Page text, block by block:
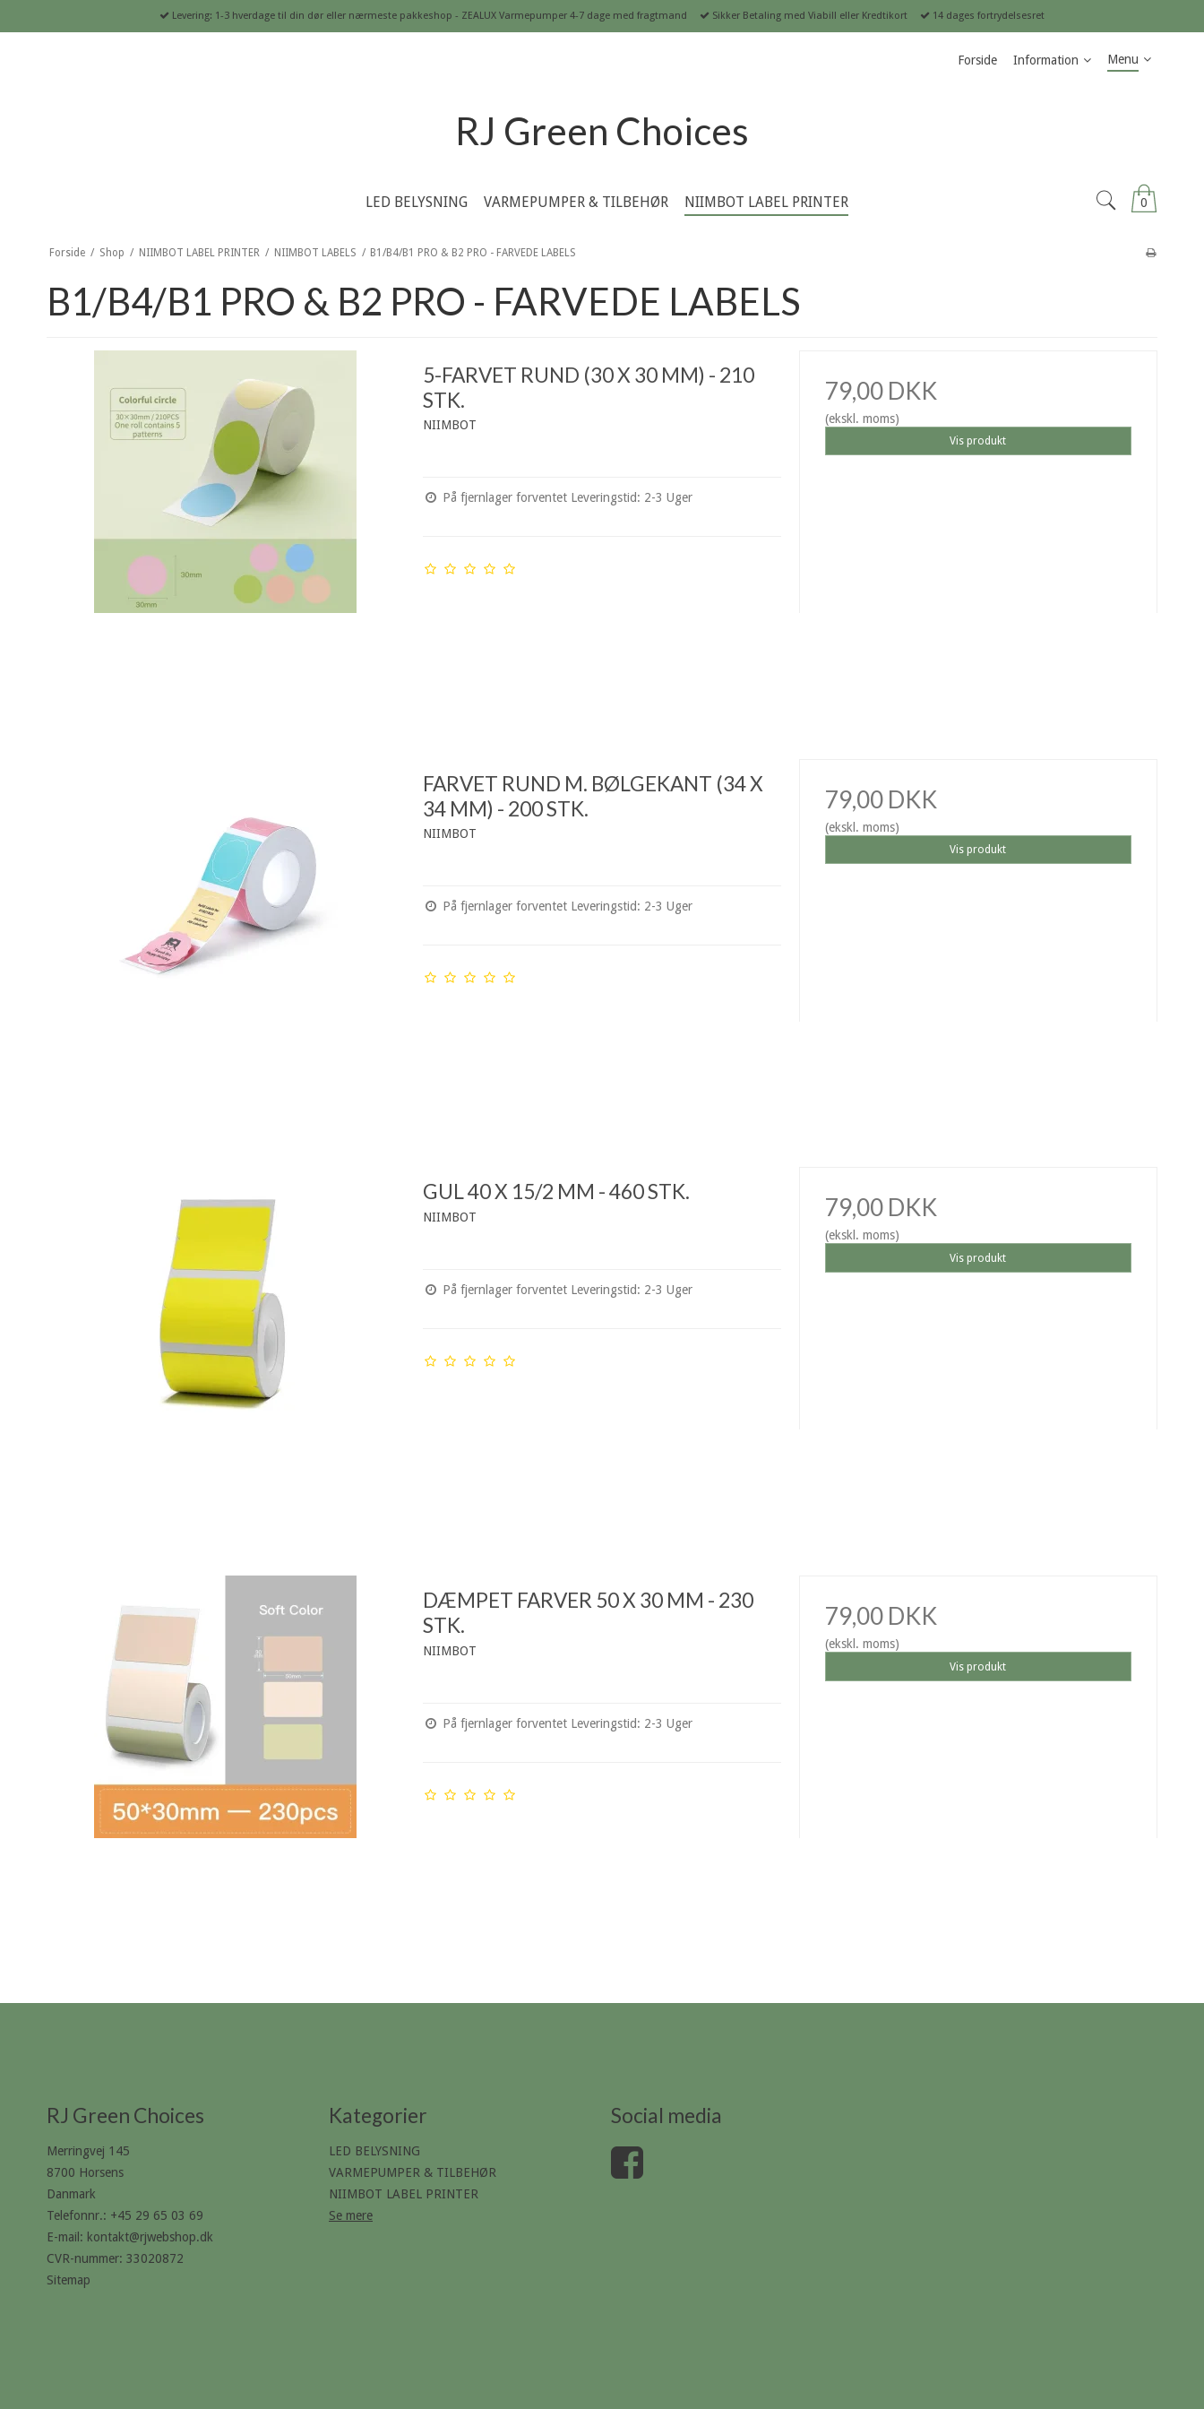
Levering: 1-3 hverdage til din dør eller nærmeste pakkeshop - ZEALUX Varmepumper 4-7 dage med fragtmand Sikker Betaling med Viabill eller Kredtikort 14 dages fortrydelsesret
Forside Information Menu
RJ Green Choices
0
LED BELYSNING VARMEPUMPER & TILBEHØR NIIMBOT LABEL PRINTER
Forside / Shop / NIIMBOT LABEL PRINTER / NIIMBOT LABELS / B1/B4/B1 PRO & B2 PRO - FARVEDE LABELS
B1/B4/B1 PRO & B2 PRO - FARVEDE LABELS
5-FARVET RUND (30 X 30 MM) - 210
STK.
NIIMBOT
På fjernlager forventet Leveringstid: 2-3 Uger
79,00 DKK
(ekskl. moms)
Vis produkt
FARVET RUND M. BØLGEKANT (34 X
34 MM) - 200 STK.
NIIMBOT
På fjernlager forventet Leveringstid: 2-3 Uger
79,00 DKK
(ekskl. moms)
Vis produkt
GUL 40 X 15/2 MM - 460 STK.
NIIMBOT
På fjernlager forventet Leveringstid: 2-3 Uger
79,00 DKK
(ekskl. moms)
Vis produkt
DÆMPET FARVER 50 X 30 MM - 230
STK.
NIIMBOT
På fjernlager forventet Leveringstid: 2-3 Uger
79,00 DKK
(ekskl. moms)
Vis produkt
RJ Green Choices
Merringvej 145
8700 Horsens
Danmark
Telefonnr.: +45 29 65 03 69
E-mail : kontakt@rjwebshop.dk
CVR-nummer: 33020872
Sitemap
Kategorier
LED BELYSNING
VARMEPUMPER & TILBEHØR
NIIMBOT LABEL PRINTER
Se mere
Social media